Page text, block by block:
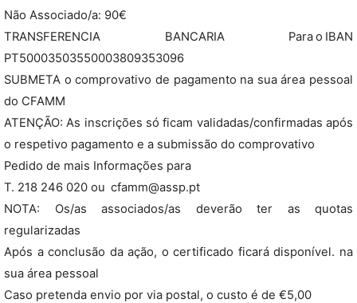
Não Associado/a: 90€
TRANSFERENCIA BANCARIA Para o IBAN
PT50003503550003809353096
SUBMETA o comprovativo de pagamento na sua área pessoal
do CFAMM
ATENÇÃO: As inscrições só ficam validadas/confirmadas após
o respetivo pagamento e a submissão do comprovativo
Pedido de mais Informações para
T. 218 246 020 ou cfamm@assp.pt
NOTA: Os/as associados/as deverão ter as quotas
regularizadas
Após a conclusão da ação, o certificado ficará disponível. na
sua área pessoal
Caso pretenda envio por via postal, o custo é de €5,00